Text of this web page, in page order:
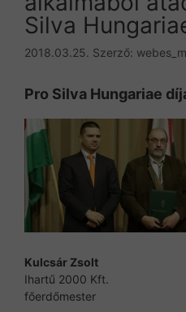
Silva
2018.03.25. Szerző:
Pro Silva Hungariae
Kulcsár Zsolt
Ihartű 2000 Kft.
főerdőmester